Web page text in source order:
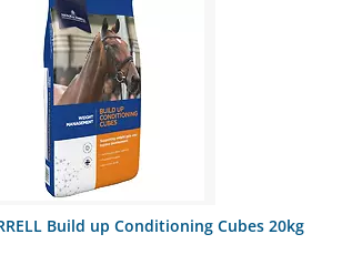
Build up Conditioning Cubes 20kg